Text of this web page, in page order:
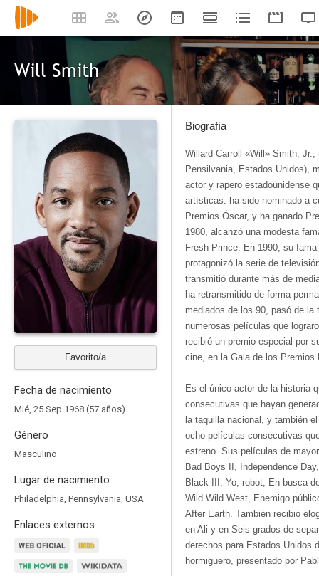
Will Smith
Favorito/a
Fecha de nacimiento
Mié, 25 Sep 1968 (57 años)
Género
Masculino
Lugar de nacimiento
Philadelphia, Pennsylvania, USA
Enlaces externos
Biografía
Willard Carroll «Will» Smith,
Pensilvania, Estados Unidos),
actor y rapero estadounidense
artísticas: ha sido nominado a
Premios Óscar, y ha ganado
1980, alcanzó una modesta
Fresh Prince. En 1990, su
protagonizó la serie de
transmitió durante más de
ha retransmitido de forma
mediados de los 90, pasó de
numerosas películas que
recibió un premio especial por
cine, en la Gala de los Premios
Es el único actor de la historia
consecutivas que hayan
la taquilla nacional, y también
ocho películas consecutivas
estreno. Sus películas de
Bad Boys II, Independence
Black III, Yo, robot, En busca
Wild Wild West, Enemigo
After Earth. También recibió
en Ali y en Seis grados de
derechos para Estados Unidos
hormiguero, presentado por